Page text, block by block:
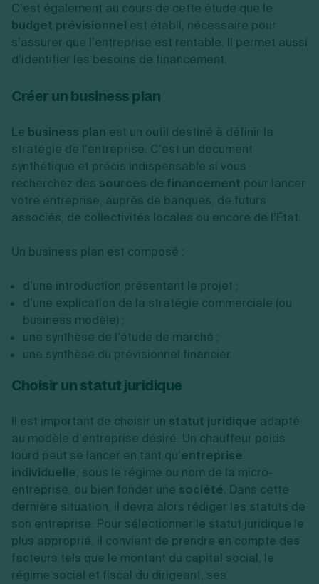
C’est également au cours de cette étude que le
budget prévisionnel est établi, nécessaire pour
s’assurer que l’entreprise est rentable. Il permet aussi
d’identifier les besoins de financement.
Créer un business plan
Le business plan est un outil destiné à définir la
stratégie de l’entreprise. C’est un document
synthétique et précis indispensable si vous
recherchez des sources de financement pour lancer
votre entreprise, auprès de banques, de futurs
associés, de collectivités locales ou encore de l’État.
Un business plan est composé :
d’une introduction présentant le projet ;
d’une explication de la stratégie commerciale (ou
business modèle) ;
une synthèse de l’étude de marché ;
une synthèse du prévisionnel financier.
Choisir un statut juridique
Il est important de choisir un statut juridique adapté
au modèle d’entreprise désiré. Un chauffeur poids
lourd peut se lancer en tant qu’entreprise
individuelle, sous le régime ou nom de la micro-
entreprise, ou bien fonder une société. Dans cette
dernière situation, il devra alors rédiger les statuts de
son entreprise. Pour sélectionner le statut juridique le
plus approprié, il convient de prendre en compte des
facteurs tels que le montant du capital social, le
régime social et fiscal du dirigeant, ses